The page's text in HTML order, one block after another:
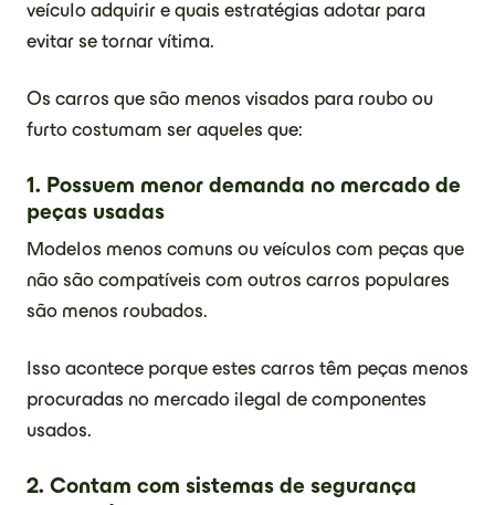
veículo adquirir e quais estratégias adotar para
evitar se tornar vítima.
Os carros que são menos visados para roubo ou
furto costumam ser aqueles que:
1. Possuem menor demanda no mercado de
peças usadas
Modelos menos comuns ou veículos com peças que
não são compatíveis com outros carros populares
são menos roubados.
Isso acontece porque estes carros têm peças menos
procuradas no mercado ilegal de componentes
usados.
2. Contam com sistemas de segurança